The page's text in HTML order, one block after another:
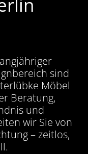
sind
Möbel
Beratung,
und
wir Sie von
– zeitlos,